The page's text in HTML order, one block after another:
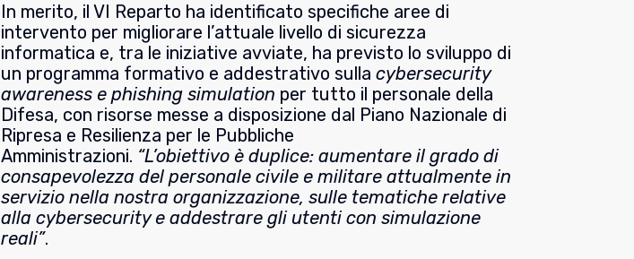
In merito, il VI Reparto ha identificato specifiche aree di
intervento per migliorare l’attuale livello di sicurezza
informatica e, tra le iniziative avviate, ha previsto lo sviluppo di
un programma formativo e addestrativo sulla cybersecurity
awareness e phishing simulation per tutto il personale della
Difesa, con risorse messe a disposizione dal Piano Nazionale di
Ripresa e Resilienza per le Pubbliche
Amministrazioni. “L’obiettivo è duplice: aumentare il grado di
consapevolezza del personale civile e militare attualmente in
servizio nella nostra organizzazione, sulle tematiche relative
alla cybersecurity e addestrare gli utenti con simulazione
reali”.